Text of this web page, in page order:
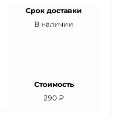
Срок доставки
В наличии
Стоимость
290 ₽